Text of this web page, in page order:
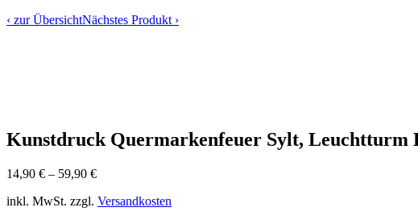
‹ zur ÜbersichtNächstes Produkt ›
Kunstdruck Quermarkenfeuer Sylt, Leuchtturm
14,90 € – 59,90 €
inkl. MwSt. zzgl. Versandkosten